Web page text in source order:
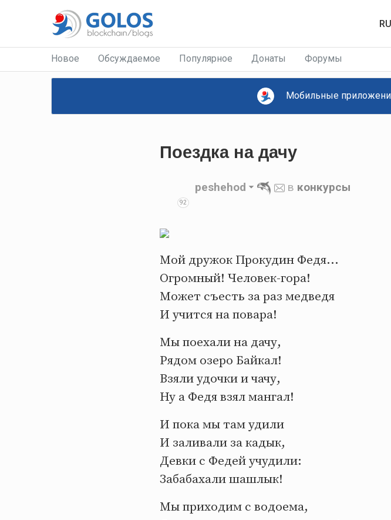
RU
Новое Обсуждаемое Популярное Донаты Форумы
Мобильные
Поездка на дачу
92
peshehod в конкурсы
Мой дружок Прокудин Федя...
Огромный! Человек-гора!
Может съесть за раз медведя
И учится на повара!
Мы поехали на дачу,
Рядом озеро Байкал!
Взяли удочки и чачу,
Ну а Федя взял мангал!
И пока мы там удили
И заливали за кадык,
Девки с Федей учудили:
Забабахали шашлык!
Мы приходим с водоема,